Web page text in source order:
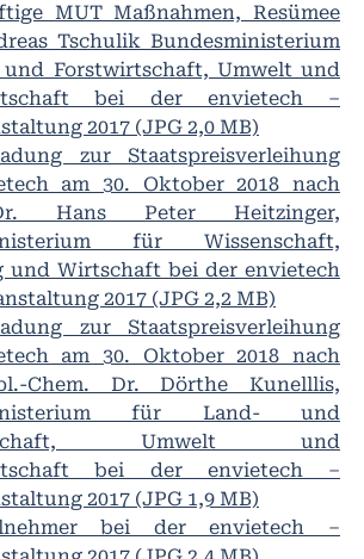
MUT Maßnahmen, Resümee
Tschulik Bundesministerium
Forstwirtschaft, Umwelt und
bei der envietech –
2017 (JPG 2,0 MB)
zur Staatspreisverleihung
am 30. Oktober 2018 nach
Hans Peter Heitzinger,
für Wissenschaft,
und Wirtschaft bei der envietech
2017 (JPG 2,2 MB)
zur Staatspreisverleihung
am 30. Oktober 2018 nach
Chem. Dr. Dörthe Kunelllis,
für Land- und
Umwelt und
bei der envietech –
2017 (JPG 1,9 MB)
bei der envietech –